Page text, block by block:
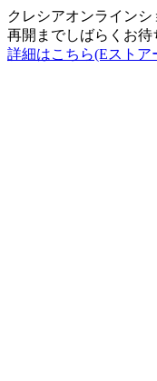
クレシアオンライン
再開までしばらくお待
詳細はこちら(Eストア